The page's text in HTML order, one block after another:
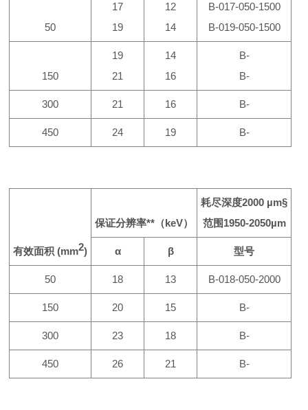
50
17
19
12
14
B-017-050-1500
B-019-050-1500
150
19
21
14
16
B-
B-
300 21 16 B-
450 24 19 B-
有效面积 (mm2)
保证分辨率** （keV）
耗尽深度2000 µm§
范围1950-2050µm
α β 型号
50 18 13 B-018-050-2000
150 20 15 B-
300 23 18 B-
450 26 21 B-